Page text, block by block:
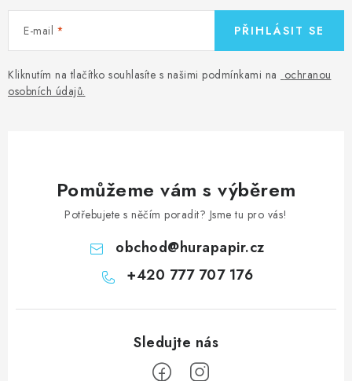
E-mail
Kliknutím na tlačítko souhlasíte s našimi podmínkami na ochranou
osobních údajů.
PŘIHLÁSIT SE
Pomůžeme vám s výběrem
Potřebujete s něčím poradit? Jsme tu pro vás!
obchod@hurapapir.cz
+420 777 707 176